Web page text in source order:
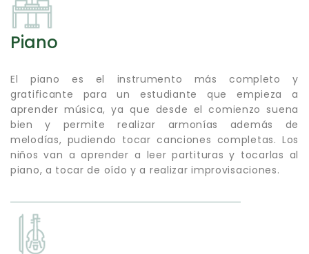
Piano
El piano es el instrumento más completo y
gratificante para un estudiante que empieza a
aprender música, ya que desde el comienzo suena
bien y permite realizar armonías además de
melodías, pudiendo tocar canciones completas. Los
niños van a aprender a leer partituras y tocarlas al
piano, a tocar de oído y a realizar improvisaciones.